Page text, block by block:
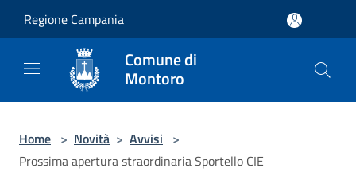
Regione Campania
Comune di
Montoro
Home > Novità > Avvisi >
Prossima apertura straordinaria Sportello CIE